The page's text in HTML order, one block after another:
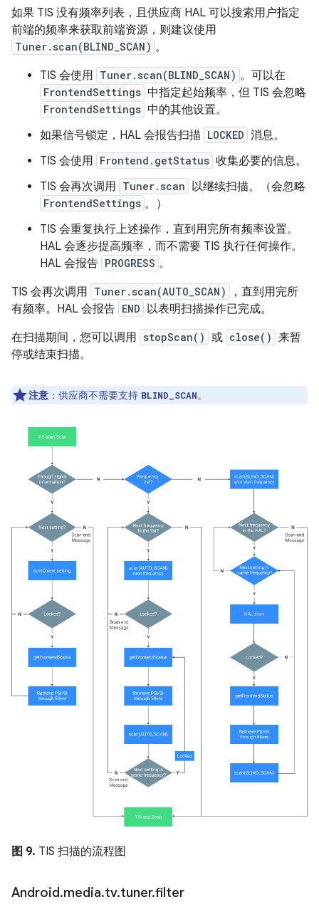
如果 TIS 没有频率列表，且供应商 HAL 可以搜索用户指定
前端的频率来获取前端资源，则建议使用
Tuner.scan(BLIND_SCAN) 。
TIS 会使用 Tuner.scan(BLIND_SCAN) 。可以在
FrontendSettings 中指定起始频率，但 TIS 会忽略
FrontendSettings 中的其他设置。
如果信号锁定，HAL 会报告扫描 LOCKED 消息。
TIS 会使用 Frontend.getStatus 收集必要的信息。
TIS 会再次调用 Tuner.scan 以继续扫描。（会忽略
FrontendSettings 。）
TIS 会重复执行上述操作，直到用完所有频率设置。
HAL 会逐步提高频率，而不需要 TIS 执行任何操作。
HAL 会报告 PROGRESS 。
TIS 会再次调用 Tuner.scan(AUTO_SCAN)
，直到用完所
有频率。HAL 会报告 END 以表明扫描操作已完成。
在扫描期间，您可以调用 stopScan() 或 close() 来暂
停或结束扫描。
注意 ： 供应商不需要支持 BLIND_SCAN。
图 9. TIS 扫描的流程图
Android.media.tv.tuner.filter